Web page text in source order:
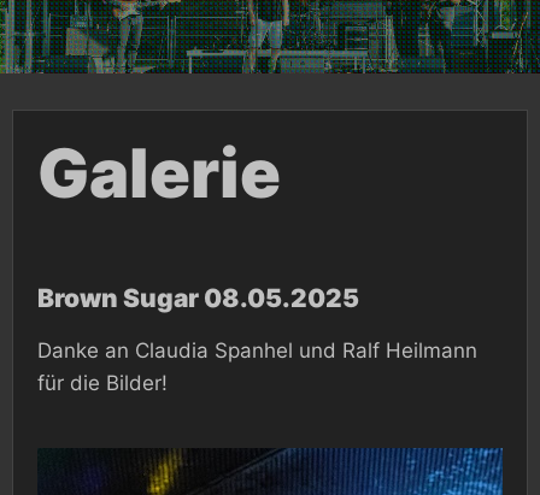
Galerie
Brown Sugar 08.05.2025
Danke an Claudia Spanhel und Ralf Heilmann
für die Bilder!